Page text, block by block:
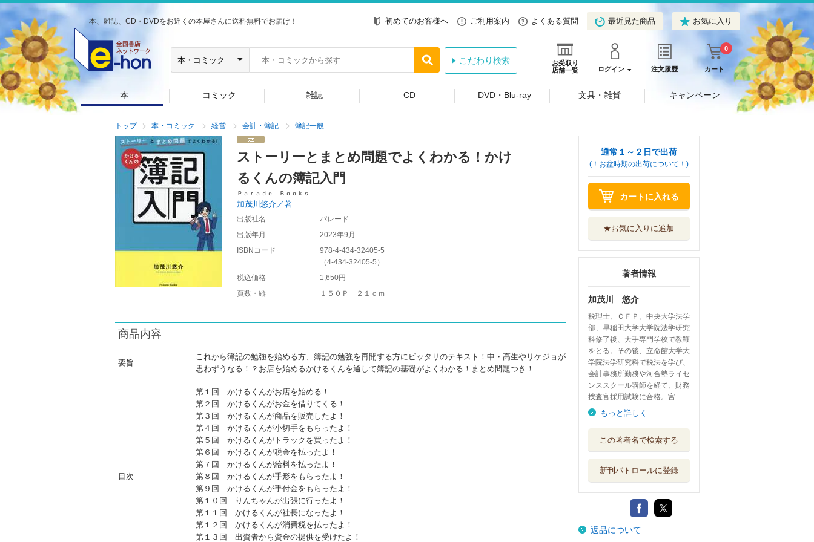
本、雑誌、CD・DVDをお近くの本屋さんに送料無料でお届け！ 初めてのお客様へ ご利用案内 よくある質問 最近見た商品 お気に入り
お受取り
店舗一覧
ログイン 注文履歴 カート
0
こだわり検索
本 コミック 雑誌 CD DVD・Blu-ray 文具・雑貨 キャンペーン
トップ 本・コミック 経営 会計・簿記 簿記一般
ストーリーとまとめ問題でよくわかる！かけ
るくんの簿記入門
Ｐａｒａｄｅ Ｂｏｏｋｓ
加茂川悠介／著
出版社名
パレード
出版年月
2023年9月
ISBNコード
978-4-434-32405-5
（4-434-32405-5 ）
税込価格
1,650円
頁数・縦
１５０Ｐ ２１ｃｍ
商品内容
要旨
これから簿記の勉強を始める方、簿記の勉強を再開する方にピッタリのテキスト！中・高生やリケジョが
思わずうなる！？お店を始めるかけるくんを通して簿記の基礎がよくわかる！まとめ問題つき！
目次
第１回 かけるくんがお店を始める！
第２回 かけるくんがお金を借りてくる！
第３回 かけるくんが商品を販売したよ！
第４回 かけるくんが小切手をもらったよ！
第５回 かけるくんがトラックを買ったよ！
第６回 かけるくんが税金を払ったよ！
第７回 かけるくんが給料を払ったよ！
第８回 かけるくんが手形をもらったよ！
第９回 かけるくんが手付金をもらったよ！
第１０回 りんちゃんが出張に行ったよ！
第１１回 かけるくんが社長になったよ！
第１２回 かけるくんが消費税を払ったよ！
第１３回 出資者から資金の提供を受けたよ！
通常１～２日で出荷
(！お盆時期の出荷について！)
カートに入れる
★お気に入りに追加
著者情報
加茂川 悠介
税理士、ＣＦＰ。中央大学法学
部、早稲田大学大学院法学研究
科修了後、大手専門学校で教鞭
をとる。その後、立命館大学大
学院法学研究科で税法を学び、
会計事務所勤務や河合塾ライセ
ンススクール講師を経て、財務
捜査官採用試験に合格。宮 …
もっと詳しく
この著者名で検索する
新刊パトロールに登録
返品について